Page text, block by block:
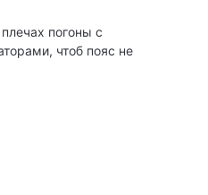
погоны с
чтоб пояс не